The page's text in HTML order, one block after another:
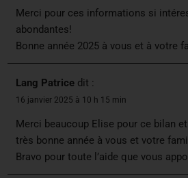
Merci pour ces informations si
abondantes!
Bonne année 2025 à vous et à votre
Lang Patrice dit :
16 janvier 2025 à 10 h 15 min
Merci beaucoup Elise pour ce bilan
très bonne année à vous et votre
Bravo pour toute l’aide que vous